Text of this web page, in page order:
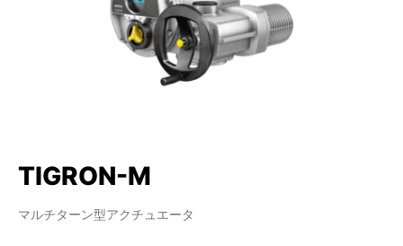
TIGRON-M
マルチターン型アクチュエータ